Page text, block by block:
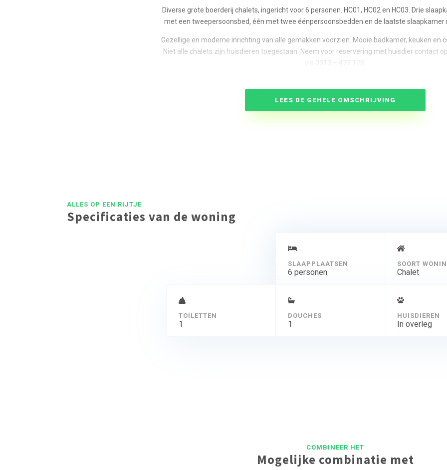
Diverse grote boerderij chalets, ingericht voor 6 personen. HC01, HC02 en HC03. Drie
met een tweepersoonsbed, één met twee éénpersoonsbedden en de laatste slaapkamer
Gezellige en moderne inrichting van alle gemakken voorzien. Mooie badkamer, keuken en
Niet alle chalets zijn huisdieren toegestaan. Neem voor reservering met huisdier contact
via 0313 – 473 128.
LEES DE GEHELE OMSCHRIJVING
ALLES OP EEN RIJTJE
Specificaties van de woning
SLAAPPLAATSEN
6 personen
SOORT
Chalet
TOILETTEN
1
DOUCHES
1
HUISDIEREN
In overleg
COMBINEER HET
Mogelijke combinatie met